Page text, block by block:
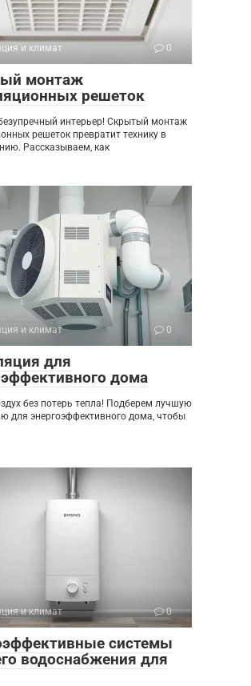
и климат 0
монтаж
решеток
интерьер! Скрытый монтаж
решеток превратит технику в
Рассказываем, как
и климат 0
для
дома
без потерь тепла! Подберем лучшую
для энергоэффективного дома, чтобы
и климат 0
системы
водоснабжения для